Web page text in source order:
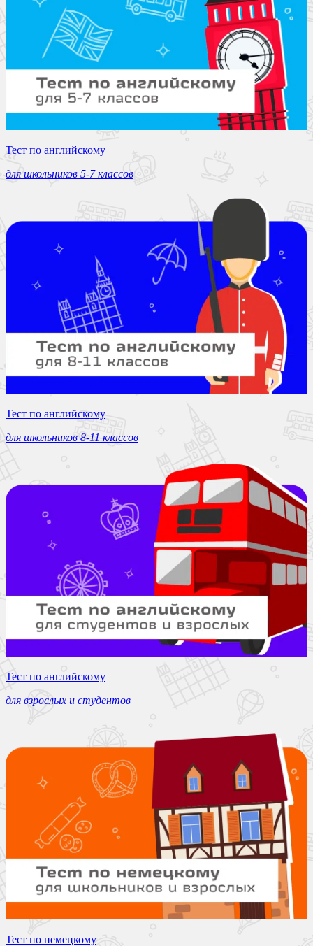
Тест по английскому
для школьников 5-7 классов
Тест по английскому
для школьников 8-11 классов
Тест по английскому
для взрослых и студентов
Тест по немецкому